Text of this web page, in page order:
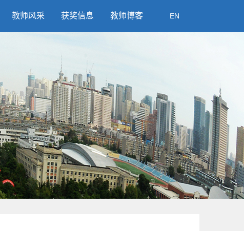
教师风采 获奖信息 教师博客 EN